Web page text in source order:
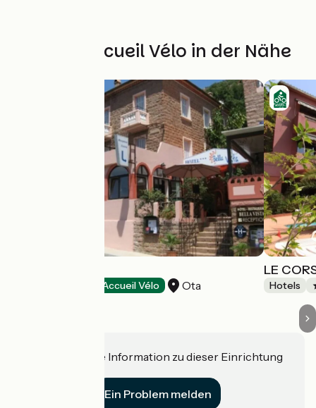
Weitere Accueil Vélo in der Nähe
Accueil Vélo Ota
LE
Hotels
Haben Sie eine Information zu dieser Einrichtung
Ein Problem melden